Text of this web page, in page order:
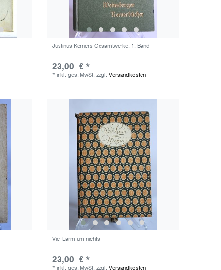
Justinus Kerners Gesamtwerke. 1. Band
23,00 € *
*inkl. ges. MwSt. zzgl.Versandkosten
Viel Lärm um nichts
23,00 € *
*inkl. ges. MwSt. zzgl.Versandkosten